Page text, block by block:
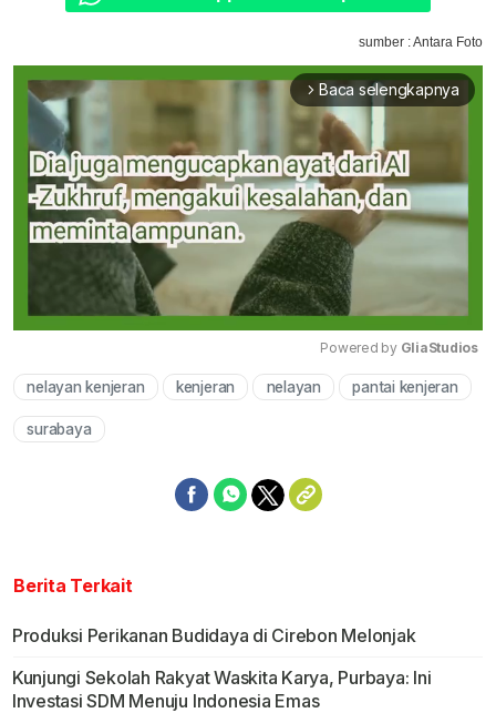
sumber : Antara Foto
arrow_forward_ios Baca selengkapnya
Mute
Powered by GliaStudios
nelayan kenjeran kenjeran nelayan pantai kenjeran
surabaya
Berita Terkait
Produksi Perikanan Budidaya di Cirebon Melonjak
Kunjungi Sekolah Rakyat Waskita Karya, Purbaya: Ini
Investasi SDM Menuju Indonesia Emas